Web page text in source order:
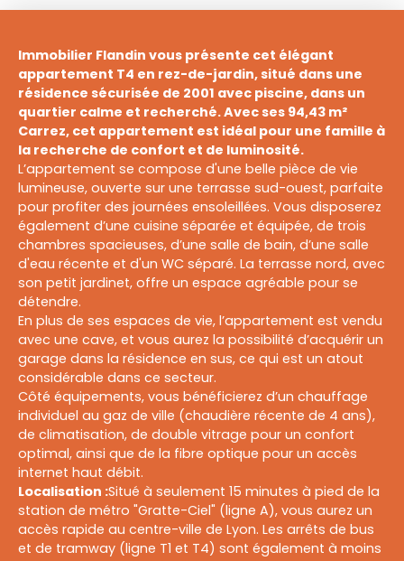
Immobilier Flandin vous présente cet élégant
appartement T4 en rez-de-jardin, situé dans une
résidence sécurisée de 2001 avec piscine, dans un
quartier calme et recherché. Avec ses 94,43 m²
Carrez, cet appartement est idéal pour une famille à
la recherche de confort et de luminosité.
L’appartement se compose d'une belle pièce de vie
lumineuse, ouverte sur une terrasse sud-ouest, parfaite
pour profiter des journées ensoleillées. Vous disposerez
également d’une cuisine séparée et équipée, de trois
chambres spacieuses, d’une salle de bain, d’une salle
d'eau récente et d'un WC séparé. La terrasse nord, avec
son petit jardinet, offre un espace agréable pour se
détendre.
En plus de ses espaces de vie, l’appartement est vendu
avec une cave, et vous aurez la possibilité d’acquérir un
garage dans la résidence en sus, ce qui est un atout
considérable dans ce secteur.
Côté équipements, vous bénéficierez d’un chauffage
individuel au gaz de ville (chaudière récente de 4 ans),
de climatisation, de double vitrage pour un confort
optimal, ainsi que de la fibre optique pour un accès
internet haut débit.
Localisation :Situé à seulement 15 minutes à pied de la
station de métro "Gratte-Ciel" (ligne A), vous aurez un
accès rapide au centre-ville de Lyon. Les arrêts de bus
et de tramway (ligne T1 et T4) sont également à moins